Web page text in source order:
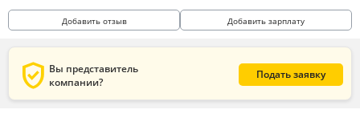
Добавить отзыв Добавить зарплату
verified_user Вы представитель
компании?
Подать заявку